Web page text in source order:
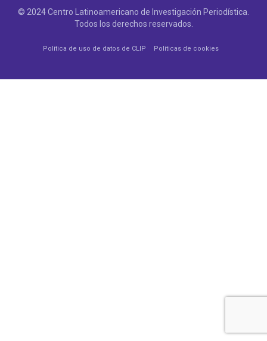
© 2024 Centro Latinoamericano de Investigación Periodística.
Todos los derechos reservados.
Política de uso de datos de CLIP Políticas de cookies